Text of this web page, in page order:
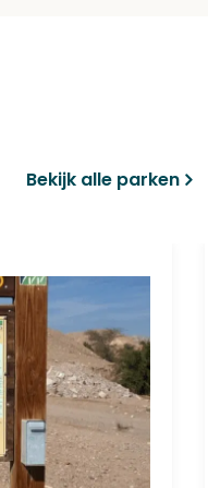
Bekijk alle parken